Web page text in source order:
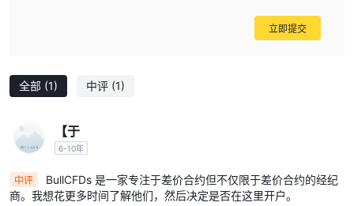
全部 (1) 中评 (1)
【于
6-10年
中评
BullCFDs 是一家专注于差价合约但不仅限于差价合约的经纪
商。我想花更多时间了解他们，然后决定是否在这里开户。
立即提交